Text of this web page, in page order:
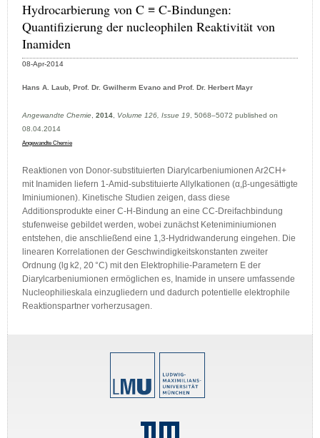
Hydrocarbierung von C ≡ C-Bindungen:
Quantifizierung der nucleophilen Reaktivität von
Inamiden
08-Apr-2014
Hans A. Laub, Prof. Dr. Gwilherm Evano and Prof. Dr. Herbert Mayr
Angewandte Chemie 2014 Volume 126, Issue 19 , 5068–5072 published on
08.04.2014
Angewandte Chemie
Reaktionen von Donor-substituierten Diarylcarbeniumionen Ar2CH+
mit Inamiden liefern 1-Amid-substituierte Allylkationen (α,β-ungesättigte
Iminiumionen). Kinetische Studien zeigen, dass diese
Additionsprodukte einer C-H-Bindung an eine CC-Dreifachbindung
stufenweise gebildet werden, wobei zunächst Keteniminiumionen
entstehen, die anschließend eine 1,3-Hydridwanderung eingehen. Die
linearen Korrelationen der Geschwindigkeitskonstanten zweiter
Ordnung (lg k2, 20 °C) mit den Elektrophilie-Parametern E der
Diarylcarbeniumionen ermöglichen es, Inamide in unsere umfassende
Nucleophilieskala einzugliedern und dadurch potentielle elektrophile
Reaktionspartner vorherzusagen.